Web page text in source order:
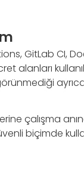
GitLab CI,
alanları
çalışma
biçimde